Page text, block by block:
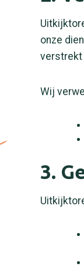
onze
verstrekt
Wij
3.